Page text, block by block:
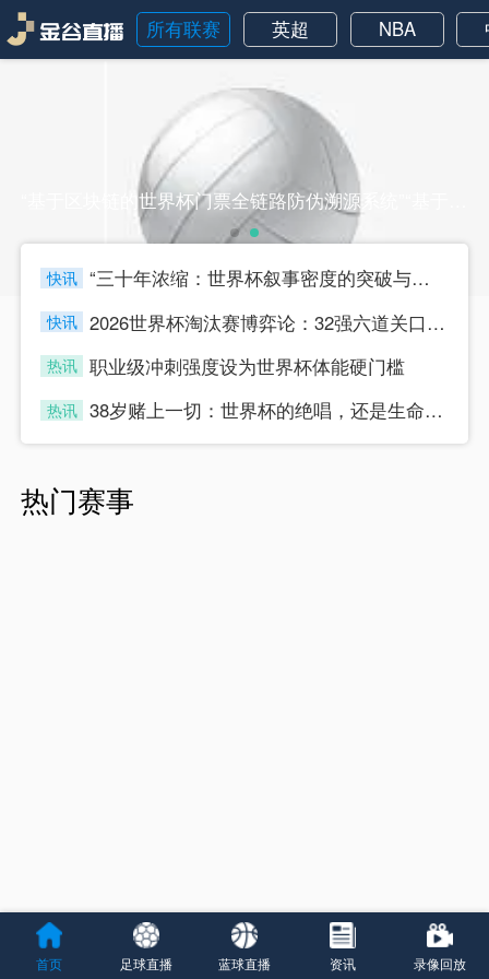
所有联赛 英超 NBA
快讯
“三十年浓缩：世界杯叙事密度的突破与节奏迭代”
快讯
2026世界杯淘汰赛博弈论：32强六道关口的战术嬗变与晋级路径推演
热讯 职业级冲刺强度设为世界杯体能硬门槛
热讯
38岁赌上一切：世界杯的绝唱，还是生命的最后冲刺？
热门赛事
首页 足球直播 蓝球直播 资讯 录像回放